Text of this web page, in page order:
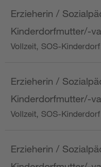
Erzieherin /
Kinderdorfmutter/-
Vollzeit, SOS-
Erzieherin /
Kinderdorfmutter/-
Vollzeit, SOS-
Erzieherin /